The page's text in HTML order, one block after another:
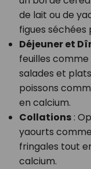
de lait ou de
figues
Déjeuner et
feuilles
salades et
poissons
en calcium.
Collations:
yaourts
fringales tout
calcium.